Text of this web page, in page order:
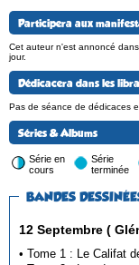
Participera aux
Cet auteur n'est annoncé
jour.
Dédicacera dans les
Pas de séance de dédicaces
Séries & Albums
Série en
cours
Série
terminée
BANDES
12 Septembre (